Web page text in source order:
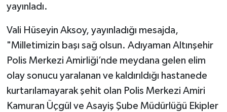
yayınladı.
Vali Hüseyin Aksoy, yayınladığı mesajda,
"Milletimizin başı sağ olsun. Adıyaman Altınşehir
Polis Merkezi Amirliği’nde meydana gelen elim
olay sonucu yaralanan ve kaldırıldığı hastanede
kurtarılamayarak şehit olan Polis Merkezi Amiri
Kamuran Üçgül ve Asayiş Şube Müdürlüğü Ekipler